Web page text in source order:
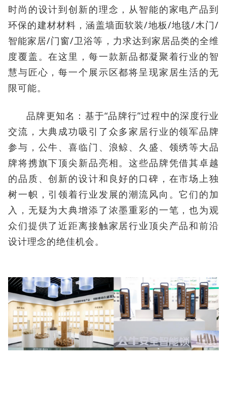
时尚的设计到创新的理念，从智能的家电产品到
环保的建材材料，涵盖墙面软装/地板/地毯/木门/
智能家居/门窗/卫浴等，力求达到家居品类的全维
度覆盖。在这里，每一款新品都凝聚着行业的智
慧与匠心，每一个展示区都将呈现家居生活的无
限可能。
品牌更知名：基于“品牌行”过程中的深度行业
交流，大典成功吸引了众多家居行业的领军品牌
参与，公牛、喜临门、浪鲸、久盛、领绣等大品
牌将携旗下顶尖新品亮相。这些品牌凭借其卓越
的品质、创新的设计和良好的口碑，在市场上独
树一帜，引领着行业发展的潮流风向。它们的加
入，无疑为大典增添了浓墨重彩的一笔，也为观
众们提供了近距离接触家居行业顶尖产品和前沿
设计理念的绝佳机会。